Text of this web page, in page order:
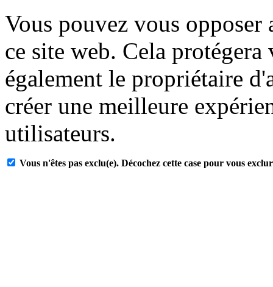
Vous pouvez vous
ce site web. Cela
également le propriétaire
créer une meilleure
utilisateurs.
Vous n'êtes pas exclu(e). Décochez cette case pour vous